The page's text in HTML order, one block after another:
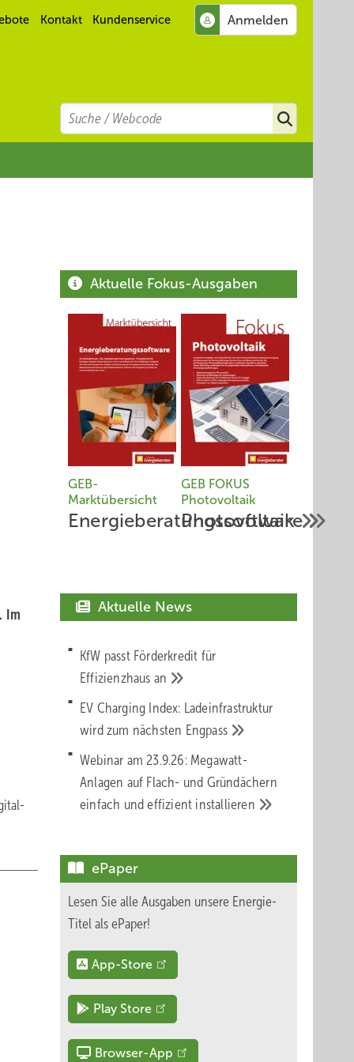
Kontakt Kundenservice
Search
Suchen
Im
Aktuelle Fokus-Ausgaben
GEB-
Marktübersicht
Energieberatungssoftware
GEB FOKUS
Photovoltaik
Photovoltaik
Aktuelle News
KfW passt Förderkredit für
Effizienzhaus an
EV Charging Index: Ladeinfrastruktur
wird zum nächsten Engpass
Webinar am 23.9.26: Megawatt-
Anlagen auf Flach- und Gründächern
einfach und effizient installieren
ePaper
Lesen Sie alle Ausgaben unsere Energie-
Titel als ePaper!
App-Store
Play Store
Browser-App